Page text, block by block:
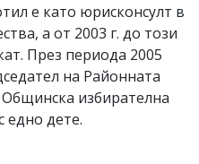
е като юрисконсулт в
а от 2003 г. до този
През периода 2005
на Районната
избирателна
едно дете.